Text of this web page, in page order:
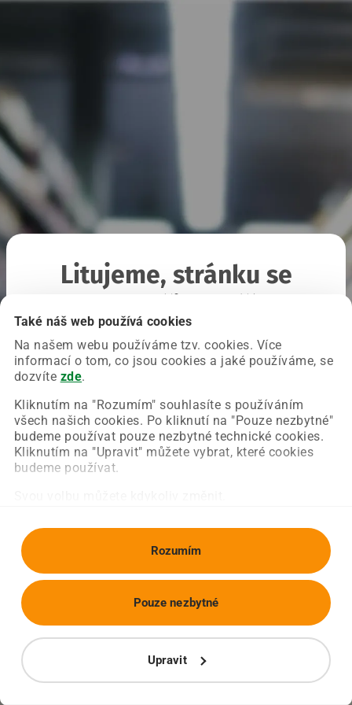
Také náš web používá cookies
Na našem webu používáme tzv. cookies. Více
informací o tom, co jsou cookies a jaké používáme, se
dozvíte zde.
Kliknutím na "Rozumím" souhlasíte s používáním
všech našich cookies. Po kliknutí na "Pouze nezbytné"
budeme používat pouze nezbytné technické cookies.
Kliknutím na "Upravit" můžete vybrat, které cookies
budeme používat.
Rozumím
Upravit
Pouze nezbytné
Litujeme, stránku se
Chyba nastala na naší straně a už ji opravujeme.
Zkuste prosím znovu načíst požadovanou stránku.
Obnovit stránku Úvodní strana